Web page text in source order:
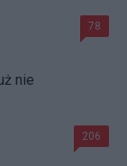
78
nie
206